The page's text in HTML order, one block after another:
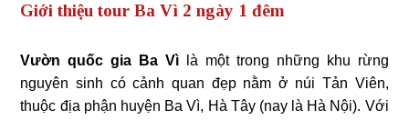
Giới thiệu tour Ba Vì 2 ngày 1 đêm
Vườn quốc gia Ba Vì là một trong những khu rừng
nguyên sinh có cảnh quan đẹp nằm ở núi Tản Viên,
thuộc địa phận huyện Ba Vì, Hà Tây (nay là Hà Nội). Với